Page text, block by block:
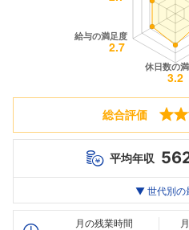
総合評価
平均年収
最高年収
20代
765万
▼ 世代別の
月の残業時間